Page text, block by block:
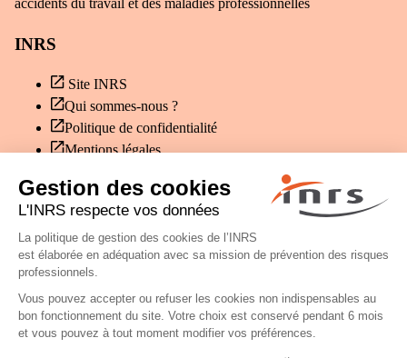
accidents du travail et des maladies professionnelles
INRS
Site INRS
Qui sommes-nous ?
Politique de confidentialité
Mentions légales
Contact
Poser une question
Contacter l’INRS
© INRS 2026